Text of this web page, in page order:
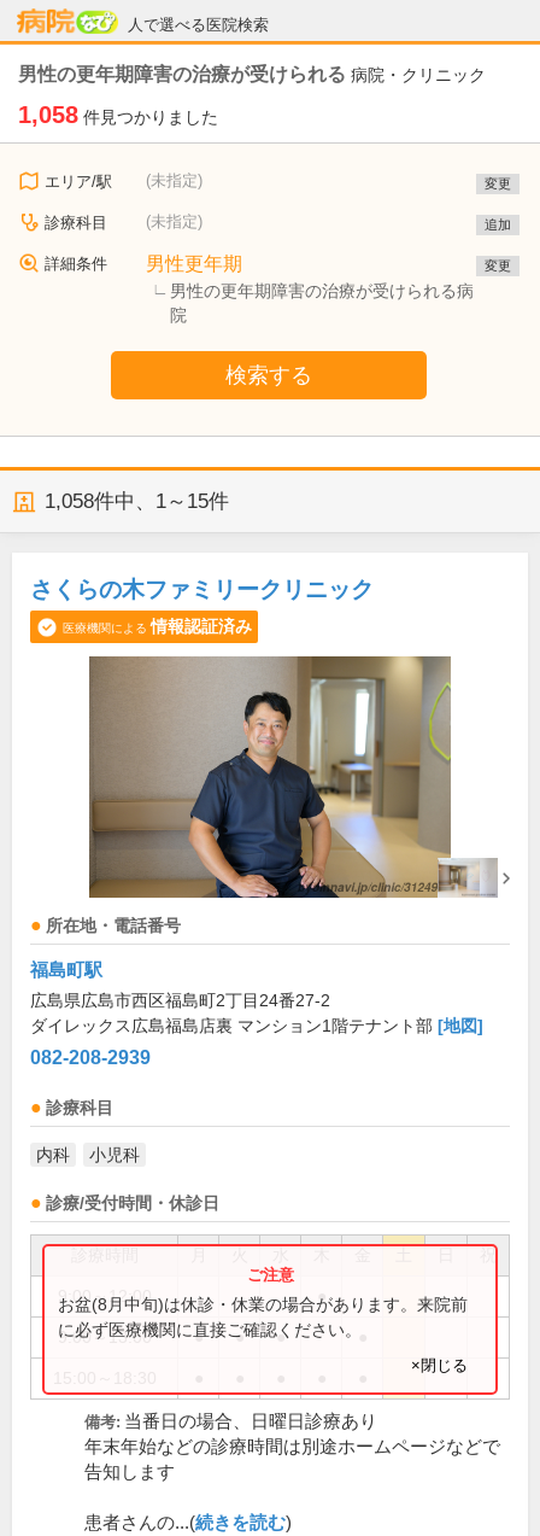
人で選べる医院検索
病院なび
男性の更年期障害の治療が受けられる 病院・クリニック
1,058 件見つかりました
エリア/駅 (未指定) 変更
診療科目 (未指定) 追加
詳細条件 男性更年期
男性の更年期障害の治療が受けられる病
院
変更
検索する
1,058件中、 1～15件
さくらの木ファミリークリニック
医療機関による 情報認証済み
所在地・電話番号
福島町駅
広島県広島市西区福島町2丁目24番27-2
ダイレックス広島福島店裏 マンション1階テナント部 [地図]
082-208-2939
診療科目
内科 小児科
診療/受付時間・休診日
祝
9:00～12:00 ●
9:00～13:00 ● ● ●
お盆(8月中旬)は休診・休業の場合があります。来院前
に必ず医療機関に直接ご確認ください。
×閉じる
備考: 当番日の場合、日曜日診療あり
年末年始などの診療時間は別途ホームページなどで
告知します
患者さんの...(続きを読む)